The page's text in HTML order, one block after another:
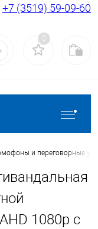
+7 (3519) 59-09-60
0
и переговорные
1080p с